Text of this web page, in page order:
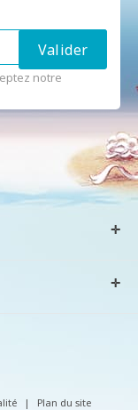
notre
| Plan du site